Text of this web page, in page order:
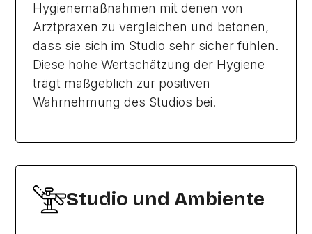
Hygienemaßnahmen mit denen von
Arztpraxen zu vergleichen und betonen,
dass sie sich im Studio sehr sicher fühlen.
Diese hohe Wertschätzung der Hygiene
trägt maßgeblich zur positiven
Wahrnehmung des Studios bei.
Studio und Ambiente